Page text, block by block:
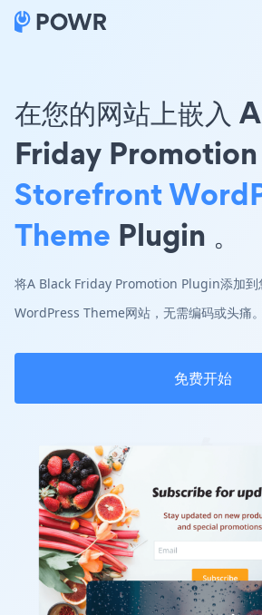
在您的网站上嵌入
Friday Promotion
Storefront
Theme Plugin 。
将A Black Friday Promotion Plugin添加
WordPress Theme网站，无需编码或头痛。
免费开始